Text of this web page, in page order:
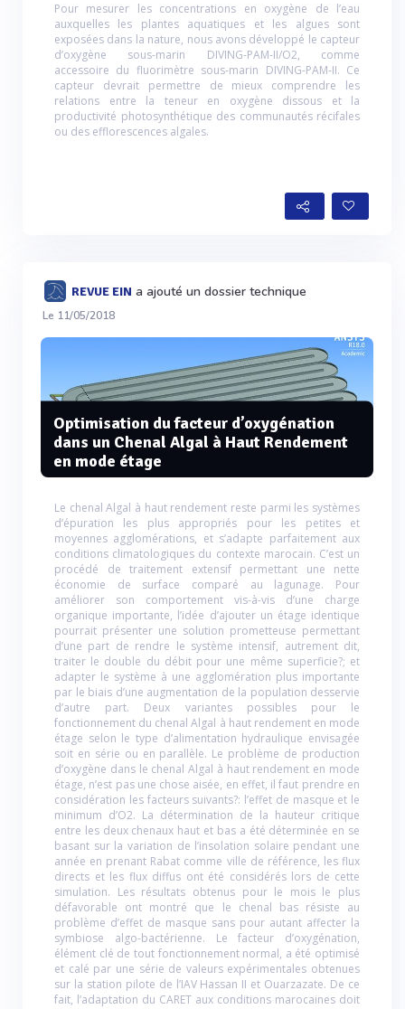
Pour mesurer les concentrations en oxygène de l’eau
auxquelles les plantes aquatiques et les algues sont
exposées dans la nature, nous avons développé le capteur
d’oxygène sous-marin DIVING-PAM-II/O2, comme
accessoire du fluorimètre sous-marin DIVING-PAM-II. Ce
capteur devrait permettre de mieux comprendre les
relations entre la teneur en oxygène dissous et la
productivité photosynthétique des communautés récifales
ou des efflorescences algales.
REVUE EIN a ajouté un dossier technique
Le 11/05/2018
Optimisation du facteur d’oxygénation
dans un Chenal Algal à Haut Rendement
en mode étage
Le chenal Algal à haut rendement reste parmi les systèmes
d’épuration les plus appropriés pour les petites et
moyennes agglomérations, et s’adapte parfaitement aux
conditions climatologiques du contexte marocain. C’est un
procédé de traitement extensif permettant une nette
économie de surface comparé au lagunage. Pour
améliorer son comportement vis-à-vis d’une charge
organique importante, l’idée d’ajouter un étage identique
pourrait présenter une solution prometteuse permettant
d’une part de rendre le système intensif, autrement dit,
traiter le double du débit pour une même superficie?; et
adapter le système à une agglomération plus importante
par le biais d’une augmentation de la population desservie
d’autre part. Deux variantes possibles pour le
fonctionnement du chenal Algal à haut rendement en mode
étage selon le type d’alimentation hydraulique envisagée
soit en série ou en parallèle. Le problème de production
d’oxygène dans le chenal Algal à haut rendement en mode
étage, n’est pas une chose aisée, en effet, il faut prendre en
considération les facteurs suivants?: l’effet de masque et le
minimum d’O2. La détermination de la hauteur critique
entre les deux chenaux haut et bas a été déterminée en se
basant sur la variation de l’insolation solaire pendant une
année en prenant Rabat comme ville de référence, les flux
directs et les flux diffus ont été considérés lors de cette
simulation. Les résultats obtenus pour le mois le plus
défavorable ont montré que le chenal bas résiste au
problème d’effet de masque sans pour autant affecter la
symbiose algo-bactérienne. Le facteur d’oxygénation,
élément clé de tout fonctionnement normal, a été optimisé
et calé par une série de valeurs expérimentales obtenues
sur la station pilote de l’IAV Hassan II et Ouarzazate. De ce
fait, l’adaptation du CARET aux conditions marocaines doit